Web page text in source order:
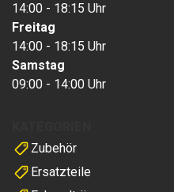
Zubehör
Ersatzteile
14:00 - 18:15 Uhr
Freitag
14:00 - 18:15 Uhr
Samstag
09:00 - 14:00 Uhr